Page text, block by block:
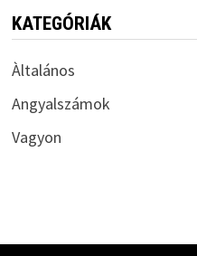
KATEGÓRIÁK
Àltalános
Angyalszámok
Vagyon